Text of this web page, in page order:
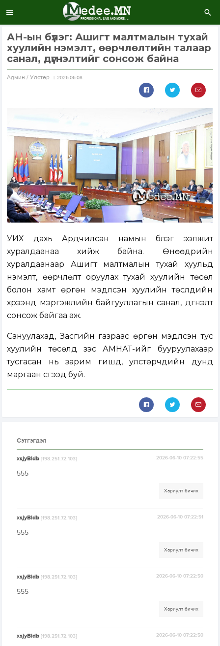
АН-ын бүлэг: Ашигт малтмалын тухай
хуулийн нэмэлт, өөрчлөлтийн талаар
санал, дүгнэлтийг сонсож байна
Aдмин / Улстөр 2026.06.08
УИХ дахь Ардчилсан намын бүлэг ээлжит
хуралдаанаа хийж байна. Өнөөдрийн
хуралдаанаар Ашигт малтмалын тухай хуульд
нэмэлт, өөрчлөлт оруулах тухай хуулийн төсөл
болон хамт өргөн мэдүүлсэн хуулийн төслүүдийн
хүрээнд мэргэжлийн байгууллагын санал, дүгнэлт
сонсож байгаа аж.
Сануулахад, Засгийн газраас өргөн мэдүүлсэн тус
хуулийн төсөлд зэс АМНАТ-ийг бууруулахаар
тусгасан нь зарим гишүүд, улстөрчдийн дунд
маргаан үүсгээд буй.
Сэтгэгдэл
xsjyBldb[198.251.72.103] 2026-06-10 07:22:55
555
Хариулт бичих
xsjyBldb[198.251.72.103] 2026-06-10 07:22:51
555
Хариулт бичих
xsjyBldb[198.251.72.103] 2026-06-10 07:22:50
555
Хариулт бичих
xsjyBldb[198.251.72.103] 2026-06-10 07:22:50